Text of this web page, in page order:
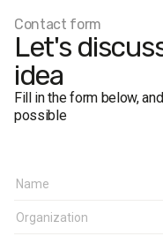
Contact form
Let's
idea
Fill in the form below,
possible